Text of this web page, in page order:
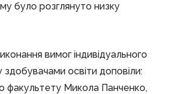
було розглянуто низку
вимог індивідуального
здобувачами освіти доповіли:
факультету Микола Панченко,